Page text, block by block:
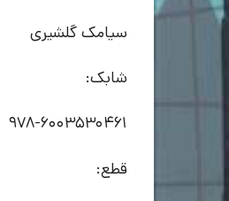
سیامک گلشیری
شابک:
978-6003530461
قطع: